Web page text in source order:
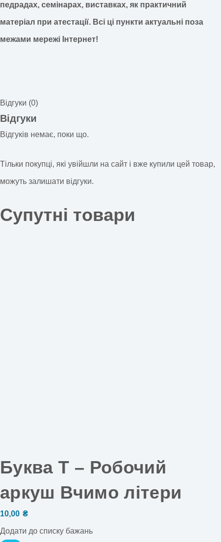
педрадах, семінарах, виставках, як практичний
матеріал при атестації. Всі ці пункти актуальні поза
межами мережі Інтернет!
Відгуки (0)
Відгуки
Відгуків немає, поки що.
Тільки покупці, які увійшли на сайт і вже купили цей товар,
можуть залишати відгуки.
Супутні товари
Буква Т – Робочий
аркуш Вчимо літери
10,00 ₴
Додати до списку бажань